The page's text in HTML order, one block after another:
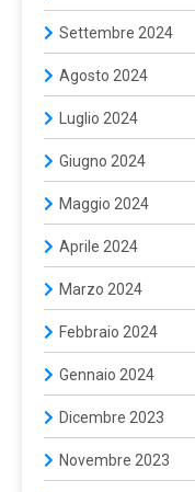
Settembre 2024
Agosto 2024
Luglio 2024
Giugno 2024
Maggio 2024
Aprile 2024
Marzo 2024
Febbraio 2024
Gennaio 2024
Dicembre 2023
Novembre 2023